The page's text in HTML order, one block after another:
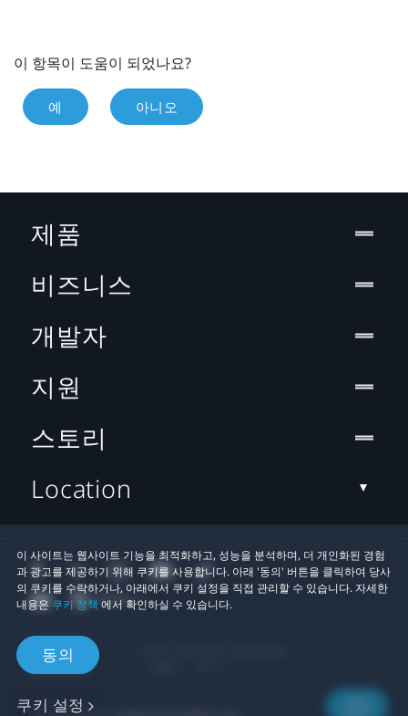
이 항목이 도움이 되었나요?
예 아니오
이 사이트는 웹사이트 기능을 최적화하고, 성능을 분석하며, 더 개인화된 경험
과 광고를 제공하기 위해 쿠키를 사용합니다. 아래 '동의' 버튼을 클릭하여 당사
의 쿠키를 수락하거나, 아래에서 쿠키 설정을 직접 관리할 수 있습니다. 자세한
내용은 쿠키 정책 에서 확인하실 수 있습니다.
동의
쿠키 설정
제품
비즈니스
개발자
지원
스토리
Location